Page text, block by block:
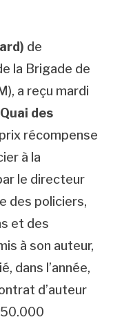
de
la Brigade de
a reçu mardi
des
récompense
à la
le directeur
des policiers,
et des
à son auteur,
dans l’année,
d’auteur